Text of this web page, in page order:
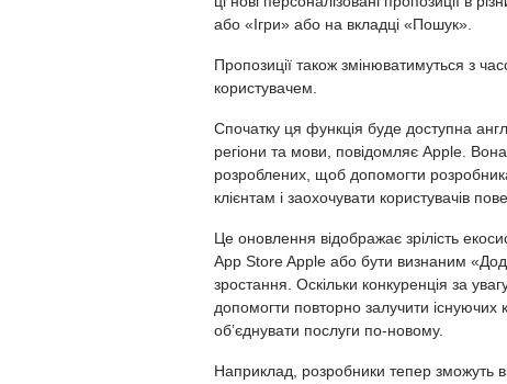
або «Ігри» або на вкладці «Пошук».
Пропозиції також змінюватимуться з
користувачем.
Спочатку ця функція буде доступна
регіони та мови, повідомляє Apple.
розроблених, щоб допомогти
клієнтам і заохочувати користувачів
Це оновлення відображає зрілість
App Store Apple або бути визнаним
зростання. Оскільки конкуренція за
допомогти повторно залучити існуючих
об’єднувати послуги по-новому.
Наприклад, розробники тепер зможуть